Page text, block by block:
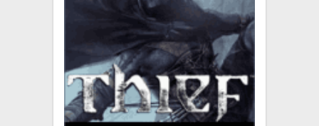
XZONE KLUB
TCG & BOARDGAME HUB